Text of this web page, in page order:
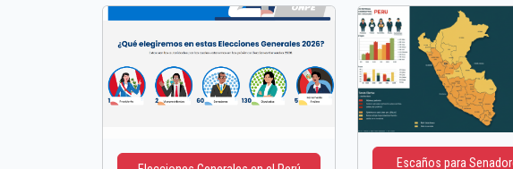
Escaños para